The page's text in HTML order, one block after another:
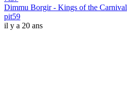
Dimmu Borgir - Kings of the Carnival
pit59
il y a 20 ans